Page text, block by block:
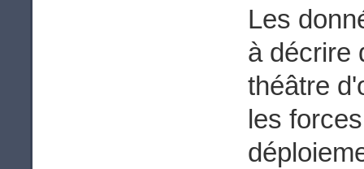
Les
à décrire
théâtre
les